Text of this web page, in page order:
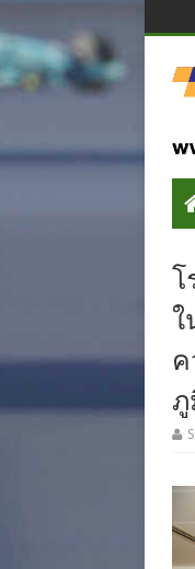
โ
ใ